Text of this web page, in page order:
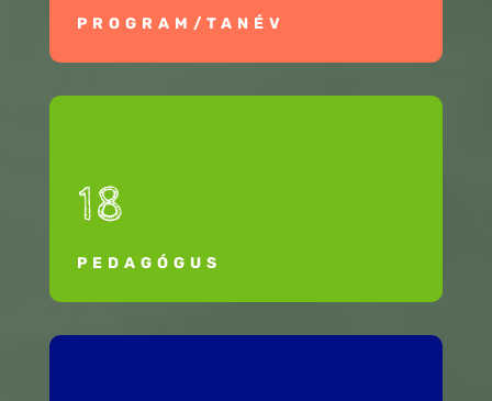
PROGRAM/TANÉV
18
PEDAGÓGUS